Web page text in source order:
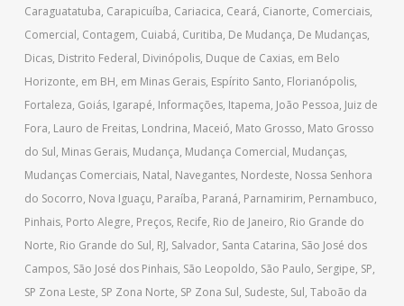
Caraguatatuba, Carapicuíba, Cariacica, Ceará, Cianorte, Comerciais,
Comercial, Contagem, Cuiabá, Curitiba, De Mudança, De Mudanças,
Dicas, Distrito Federal, Divinópolis, Duque de Caxias, em Belo
Horizonte, em BH, em Minas Gerais, Espírito Santo, Florianópolis,
Fortaleza, Goiás, Igarapé, Informações, Itapema, João Pessoa, Juiz de
Fora, Lauro de Freitas, Londrina, Maceió, Mato Grosso, Mato Grosso
do Sul, Minas Gerais, Mudança, Mudança Comercial, Mudanças,
Mudanças Comerciais, Natal, Navegantes, Nordeste, Nossa Senhora
do Socorro, Nova Iguaçu, Paraíba, Paraná, Parnamirim, Pernambuco,
Pinhais, Porto Alegre, Preços, Recife, Rio de Janeiro, Rio Grande do
Norte, Rio Grande do Sul, RJ, Salvador, Santa Catarina, São José dos
Campos, São José dos Pinhais, São Leopoldo, São Paulo, Sergipe, SP,
SP Zona Leste, SP Zona Norte, SP Zona Sul, Sudeste, Sul, Taboão da